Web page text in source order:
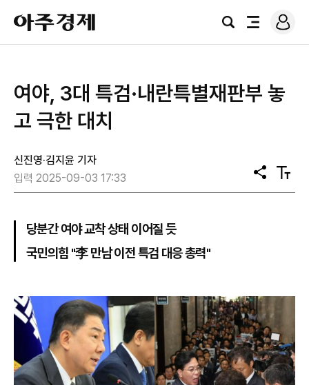
아
주
경
검
전
로
그
여야, 3대 특검·내란특별재판부 놓
고 극한 대치
신진영·김지윤 기자
입력 2025-09-03 17:33
공
유
텍
스
당분간 여야 교착 상태 이어질 듯
국민의힘 "李 만남 이전 특검 대응 총력"